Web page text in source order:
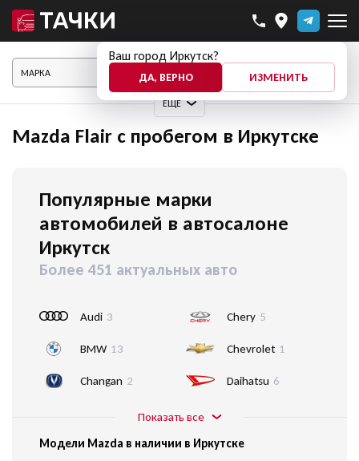
Ваш город Иркутск?
ДА, ВЕРНО ИЗМЕНИТЬ
ЕЩЕ
ПОКАЗАТЬ АВТО
Mazda Flair с пробегом в Иркутске
Популярные марки
автомобилей в автосалоне
Иркутск
Более 451 актуальных авто
Audi 3
BMW 13
Changan 2
Chery 5
Chevrolet 1
Daihatsu 6
Показать все
Модели Mazda в наличии в Иркутске